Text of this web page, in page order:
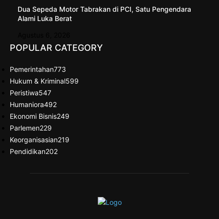
Dua Sepeda Motor Tabrakan di PCI, Satu Pengendara
Alami Luka Berat
POPULAR CATEGORY
Pemerintahan773
Hukum & Kriminal599
Peristiwa547
Humaniora492
Ekonomi Bisnis249
Parlemen229
Keorganisasian219
Pendidikan202